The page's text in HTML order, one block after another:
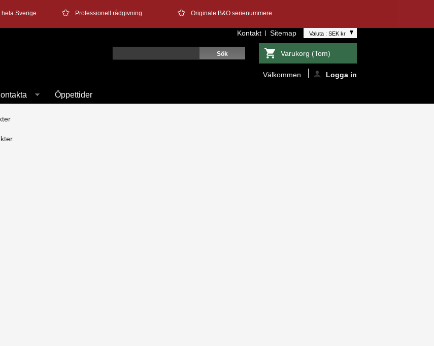
hela Sverige ✩ Professionell rådgivning ✩ Originale B&O serienummere
Valuta : SEK kr
Kontakt Sitemap
Varukorg (Tom)
Välkommen Logga in
Öppettider